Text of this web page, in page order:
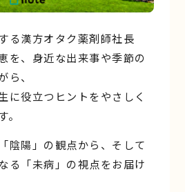
る漢方オタク薬剤師社長
を、身近な出来事や季節の
ら、
に役立つヒントをやさしく
陰陽」の観点から、そして
る「未病」の視点をお届け